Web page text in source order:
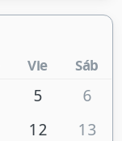
Vie Sáb
5
6
12
13